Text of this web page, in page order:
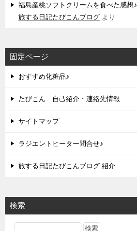
福島産桃ソフトクリームを食べた感想♪
旅する日記たびこんブログ より
固定ページ
おすすめ化粧品♪
たびこん 自己紹介・連絡先情報
サイトマップ
ラジエントヒーター問合せ♪
旅する日記たびこんブログ 紹介
検索